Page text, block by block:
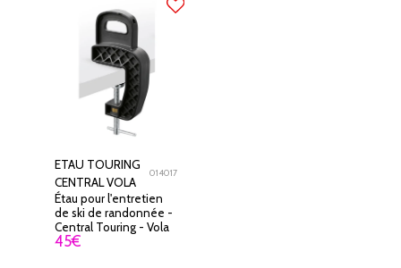
deviendra un outil
facilement
transportable
ETAU TOURING
CENTRAL VOLA
014017
Étau pour l'entretien
de ski de randonnée -
Central Touring - Vola
45€